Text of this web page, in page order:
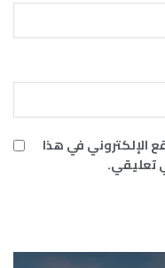
الإلكتروني في هذا
تعليقي.